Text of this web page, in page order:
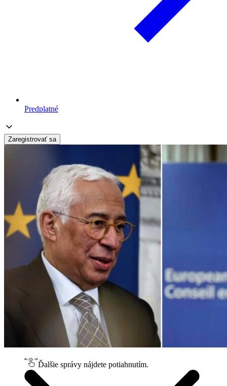
Predplatné
Zaregistrovať sa
Ďalšie správy nájdete potiahnutím.